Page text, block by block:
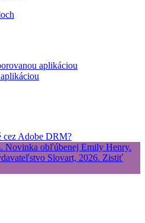
aplikáciou
cez Adobe DRM?